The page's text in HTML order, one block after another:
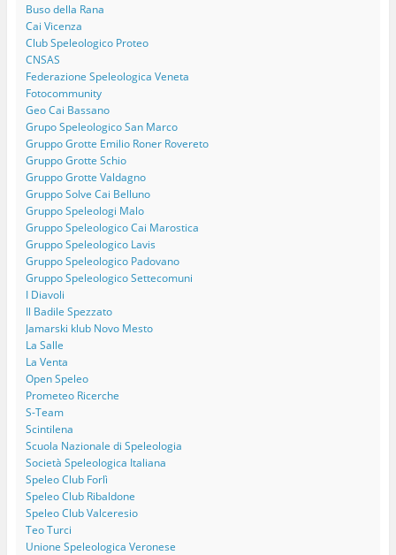
Buso della Rana
Cai Vicenza
Club Speleologico Proteo
CNSAS
Federazione Speleologica Veneta
Fotocommunity
Geo Cai Bassano
Grupo Speleologico San Marco
Gruppo Grotte Emilio Roner Rovereto
Gruppo Grotte Schio
Gruppo Grotte Valdagno
Gruppo Solve Cai Belluno
Gruppo Speleologi Malo
Gruppo Speleologico Cai Marostica
Gruppo Speleologico Lavis
Gruppo Speleologico Padovano
Gruppo Speleologico Settecomuni
I Diavoli
Il Badile Spezzato
Jamarski klub Novo Mesto
La Salle
La Venta
Open Speleo
Prometeo Ricerche
S-Team
Scintilena
Scuola Nazionale di Speleologia
Società Speleologica Italiana
Speleo Club Forlì
Speleo Club Ribaldone
Speleo Club Valceresio
Teo Turci
Unione Speleologica Veronese